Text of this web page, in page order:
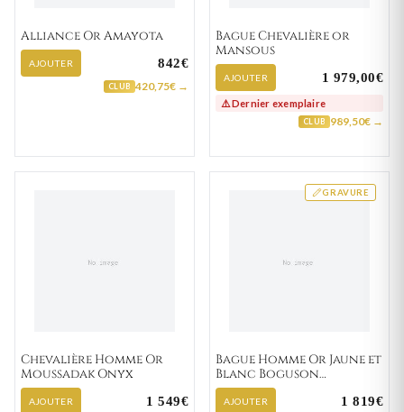
Alliance Or Amayota
AJOUTER 842€
CLUB 420,75€ →
Bague Chevalière or
Mansous
AJOUTER 1 979,00€
⚠️ Dernier exemplaire
CLUB 989,50€ →
Chevalière Homme Or
Moussadak Onyx
AJOUTER 1 549€
GRAVURE
Bague Homme Or Jaune et
Blanc Boguson
Zirconium
AJOUTER 1 819€